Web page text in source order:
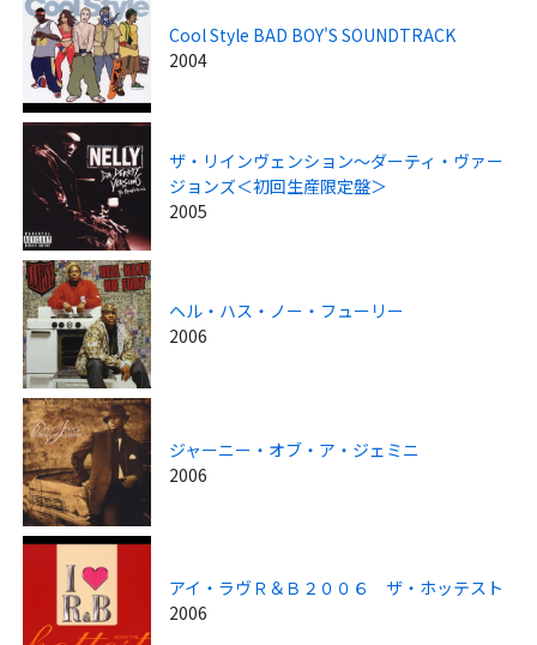
Cool Style BAD BOY'S SOUNDTRACK
2004
ザ・リインヴェンション～ダーティ・ヴァー
ジョンズ＜初回生産限定盤＞
2005
ヘル・ハス・ノー・フューリー
2006
ジャーニー・オブ・ア・ジェミニ
2006
アイ・ラヴＲ＆Ｂ２００６ ザ・ホッテスト
2006